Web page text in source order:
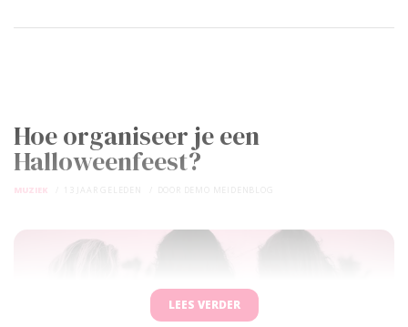
Hoe organiseer je een
Halloweenfeest?
MUZIEK
LEES VERDER